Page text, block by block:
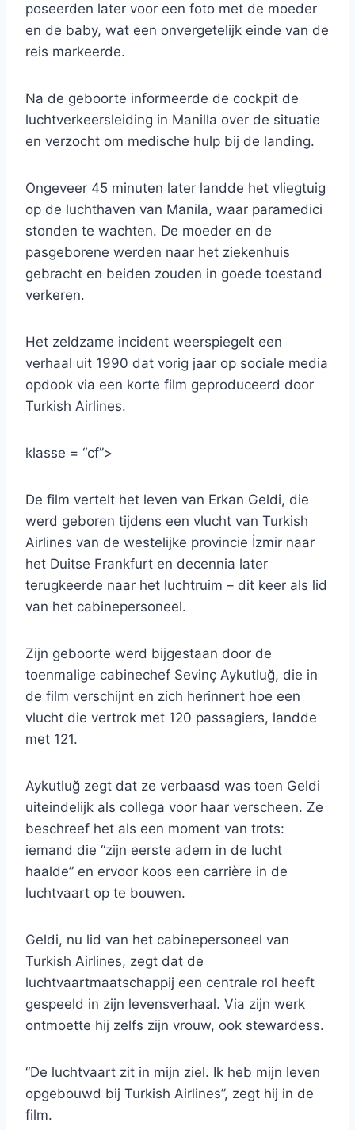
poseerden later voor een foto met de moeder
en de baby, wat een onvergetelijk einde van de
reis markeerde.
Na de geboorte informeerde de cockpit de
luchtverkeersleiding in Manilla over de situatie
en verzocht om medische hulp bij de landing.
Ongeveer 45 minuten later landde het vliegtuig
op de luchthaven van Manila, waar paramedici
stonden te wachten. De moeder en de
pasgeborene werden naar het ziekenhuis
gebracht en beiden zouden in goede toestand
verkeren.
Het zeldzame incident weerspiegelt een
verhaal uit 1990 dat vorig jaar op sociale media
opdook via een korte film geproduceerd door
Turkish Airlines.
klasse = “cf”>
De film vertelt het leven van Erkan Geldi, die
werd geboren tijdens een vlucht van Turkish
Airlines van de westelijke provincie İzmir naar
het Duitse Frankfurt en decennia later
terugkeerde naar het luchtruim – dit keer als lid
van het cabinepersoneel.
Zijn geboorte werd bijgestaan ​​door de
toenmalige cabinechef Sevinç Aykutluğ, die in
de film verschijnt en zich herinnert hoe een
vlucht die vertrok met 120 passagiers, landde
met 121.
Aykutluğ zegt dat ze verbaasd was toen Geldi
uiteindelijk als collega voor haar verscheen. Ze
beschreef het als een moment van trots:
iemand die “zijn eerste adem in de lucht
haalde” en ervoor koos een carrière in de
luchtvaart op te bouwen.
Geldi, nu lid van het cabinepersoneel van
Turkish Airlines, zegt dat de
luchtvaartmaatschappij een centrale rol heeft
gespeeld in zijn levensverhaal. Via zijn werk
ontmoette hij zelfs zijn vrouw, ook stewardess.
“De luchtvaart zit in mijn ziel. Ik heb mijn leven
opgebouwd bij Turkish Airlines”, zegt hij in de
film.